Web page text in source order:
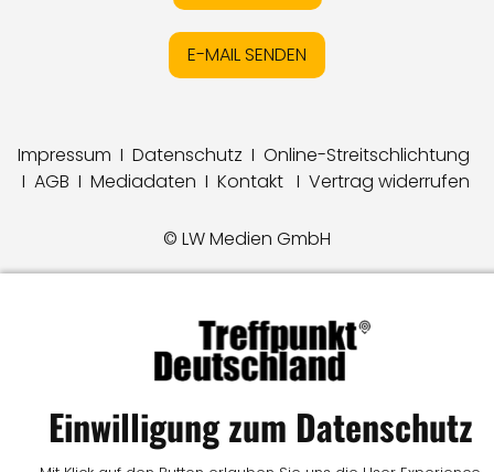
E-MAIL SENDEN
Impressum I Datenschutz I Online-Streitschlichtung
I AGB I Mediadaten I Kontakt I Vertrag widerrufen
© LW Medien GmbH
Einwilligung zum Datenschutz